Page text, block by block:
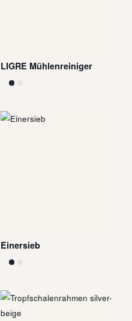
LIGRE Mühlenreiniger
Einersieb